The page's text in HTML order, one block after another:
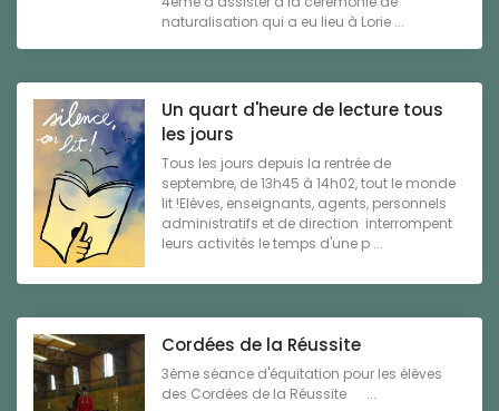
naturalisation qui a eu lieu à Lorie ...
Un quart d'heure de lecture tous
les jours
Tous les jours depuis la rentrée de
septembre, de 13h45 à 14h02, tout le monde
lit !Elèves, enseignants, agents, personnels
administratifs et de direction interrompent
leurs activités le temps d'une p ...
Cordées de la Réussite
3ème séance d'équitation pour les élèves
des Cordées de la Réussite ...